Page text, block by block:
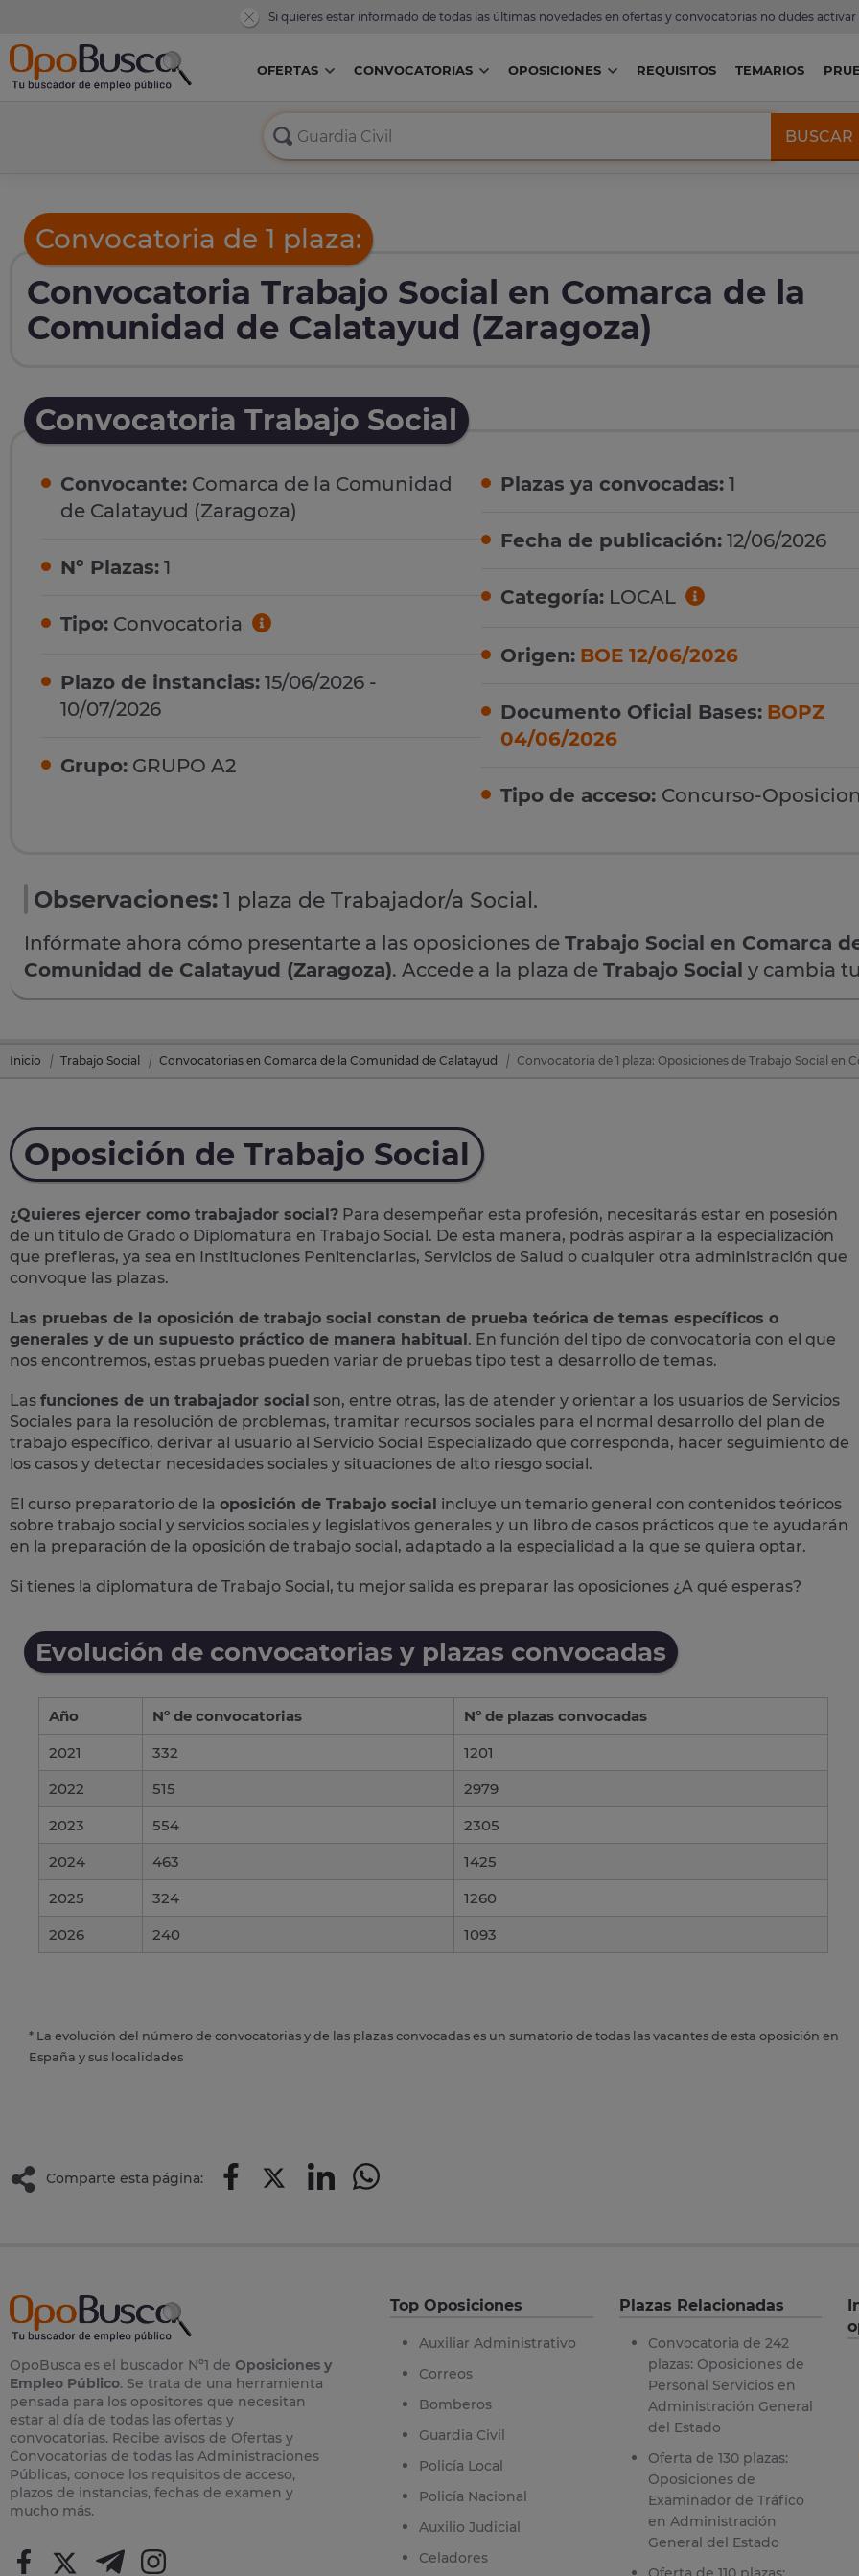
Si quieres estar informado de todas las últimas novedades en ofertas y convocatorias no dudes activar
OFERTAS CONVOCATORIAS OPOSICIONES REQUISITOS TEMARIOS
BUSCAR
Convocatoria de 1 plaza:
Convocatoria Trabajo Social en Comarca de la
Comunidad de Calatayud (Zaragoza)
Convocatoria Trabajo Social
Convocante: Comarca de la Comunidad
de Calatayud (Zaragoza)
Nº Plazas: 1
Tipo: Convocatoria
Plazo de instancias: 15/06/2026 -
10/07/2026
Grupo: GRUPO A2
Plazas ya convocadas: 1
Fecha de publicación: 12/06/2026
Categoría: LOCAL
Origen: BOE 12/06/2026
Documento Oficial Bases: BOPZ
04/06/2026
Tipo de acceso: Concurso-Oposicion
Observaciones: 1 plaza de Trabajador/a Social.
Infórmate ahora cómo presentarte a las oposiciones de Trabajo Social en Comarca
Comunidad de Calatayud (Zaragoza). Accede a la plaza de Trabajo Social y cambia
Inicio Trabajo Social Convocatorias en Comarca de la Comunidad de Calatayud Convocatoria de 1 plaza: Oposiciones de Trabajo Social en
Oposición de Trabajo Social
¿Quieres ejercer como trabajador social? Para desempeñar esta profesión, necesitarás estar en posesión
de un título de Grado o Diplomatura en Trabajo Social. De esta manera, podrás aspirar a la especialización
que prefieras, ya sea en Instituciones Penitenciarias, Servicios de Salud o cualquier otra administración que
convoque las plazas.
Las pruebas de la oposición de trabajo social constan de prueba teórica de temas específicos o
generales y de un supuesto práctico de manera habitual. En función del tipo de convocatoria con el que
nos encontremos, estas pruebas pueden variar de pruebas tipo test a desarrollo de temas.
Las funciones de un trabajador social son, entre otras, las de atender y orientar a los usuarios de Servicios
Sociales para la resolución de problemas, tramitar recursos sociales para el normal desarrollo del plan de
trabajo específico, derivar al usuario al Servicio Social Especializado que corresponda, hacer seguimiento de
los casos y detectar necesidades sociales y situaciones de alto riesgo social.
El curso preparatorio de la oposición de Trabajo social incluye un temario general con contenidos teóricos
sobre trabajo social y servicios sociales y legislativos generales y un libro de casos prácticos que te ayudarán
en la preparación de la oposición de trabajo social, adaptado a la especialidad a la que se quiera optar.
Si tienes la diplomatura de Trabajo Social, tu mejor salida es preparar las oposiciones ¿A qué esperas?
Evolución de convocatorias y plazas convocadas
Año Nº de convocatorias
Nº de plazas convocadas
2021
332
1201
2022
515
2979
2023
554
2305
2024
463
1425
2025
324
1260
2026
240 1093
* La evolución del número de convocatorias y de las plazas convocadas es un sumatorio de todas las vacantes de esta oposición en
España y sus localidades
Comparte esta página:
OpoBusca es el buscador Nº1 de Oposiciones y
Empleo Público. Se trata de una herramienta
pensada para los opositores que necesitan
estar al día de todas las ofertas y
convocatorias. Recibe avisos de Ofertas y
Convocatorias de todas las Administraciones
Públicas, conoce los requisitos de acceso,
plazos de instancias, fechas de examen y
mucho más.
Top Oposiciones
Auxiliar Administrativo
Correos
Bomberos
Guardia Civil
Policía Local
Policía Nacional
Auxilio Judicial
Celadores
Plazas Relacionadas
Convocatoria de 242
plazas: Oposiciones de
Personal Servicios en
Administración General
del Estado
Oferta de 130 plazas:
Oposiciones de
Examinador de Tráfico
en Administración
General del Estado